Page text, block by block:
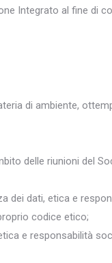
Integrato al fine di
di ambiente,
delle riunioni del
dei dati, etica e
codice etico;
e responsabilità